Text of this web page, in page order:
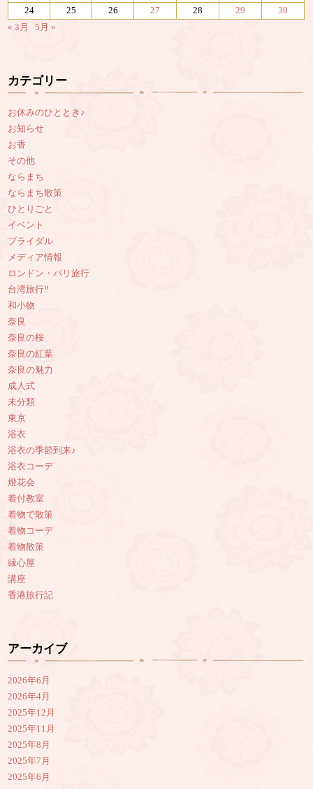
24
25 26 27 28 29
30
« 3月
5月 »
カテゴリー
お休みのひととき♪
お知らせ
お香
その他
ならまち
ならまち散策
ひとりごと
イベント
ブライダル
メディア情報
ロンドン・パリ旅行
台湾旅行‼︎
和小物
奈良
奈良の桜
奈良の紅葉
奈良の魅力
成人式
未分類
東京
浴衣
浴衣の季節到来♪
浴衣コーデ
燈花会
着付教室
着物で散策
着物コーデ
着物散策
縁心屋
講座
香港旅行記
アーカイブ
2026年6月
2026年4月
2025年12月
2025年11月
2025年8月
2025年7月
2025年6月